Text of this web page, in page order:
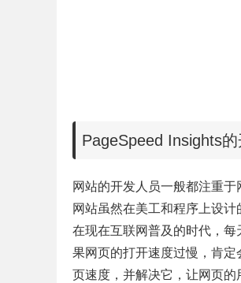
PageSpeed Insights
网站的开发人员一般都注重
网站虽然在美工和程序上设
在现在互联网普及的时代，
果网页的打开速度过慢，肯
页速度，并解决它，让网页的